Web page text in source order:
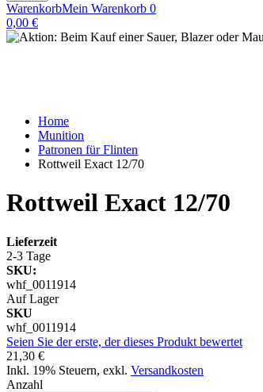
WarenkorbMein Warenkorb 0
0,00 €
Home
Munition
Patronen für Flinten
Rottweil Exact 12/70
Rottweil Exact 12/70
Lieferzeit
2-3 Tage
SKU:
whf_0011914
Auf Lager
SKU
whf_0011914
Seien Sie der erste, der dieses Produkt bewertet
21,30 €
Inkl. 19% Steuern, exkl. Versandkosten
Anzahl